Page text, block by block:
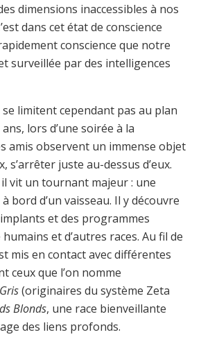
dimensions inaccessibles à nos
dans cet état de conscience
conscience que notre
surveillée par des intelligences
se limitent cependant pas au plan
lors d’une soirée à la
amis observent un immense objet
s’arrêter juste au-dessus d’eux.
il vit un tournant majeur : une
bord d’un vaisseau. Il y découvre
et des programmes
et d’autres races. Au fil de
mis en contact avec différentes
ceux que l’on nomme
Gris(originaires du système Zeta
Blonds, une race bienveillante
des liens profonds.